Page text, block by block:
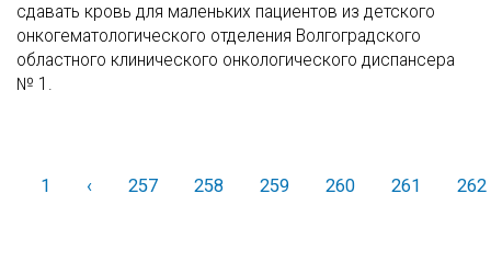
сдавать кровь для маленьких пациентов из детского
онкогематологического отделения Волгоградского
областного клинического онкологического диспансера
№ 1.
1 ‹Назад257 258 259 260 261 262